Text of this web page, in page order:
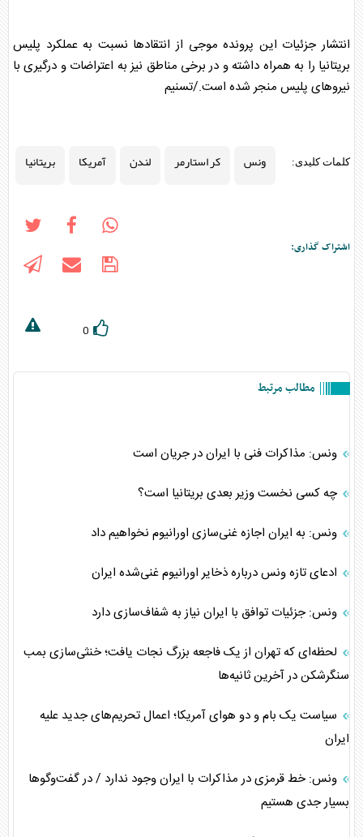
انتشار جزئیات این پرونده موجی از انتقادها نسبت به عملکرد پلیس
بریتانیا را به همراه داشته و در برخی مناطق نیز به اعتراضات و درگیری با
نیروهای پلیس منجر شده است./تسنیم
کلمات کلیدی: ونس کر استارمر لندن آمریکا بریتانیا
اشتراک گذاری:
0
مطالب مرتبط
ونس: مذاکرات فنی با ایران در جریان است
چه کسی نخست وزیر بعدی بریتانیا است؟
ونس: به ایران اجازه غنی‌سازی اورانیوم نخواهیم داد
ادعای تازه ونس درباره ذخایر اورانیوم غنی‌شده ایران
ونس: جزئیات توافق با ایران نیاز به شفاف‌سازی دارد
لحظه‌ای که تهران از یک فاجعه بزرگ نجات یافت؛ خنثی‌سازی بمب
سنگرشکن در آخرین ثانیه‌ها
سیاست یک بام و دو هوای آمریکا؛ اعمال تحریم‌های جدید علیه
ایران
ونس: خط قرمزی در مذاکرات با ایران وجود ندارد / در گفت‌و‌گو‌ها
بسیار جدی هستیم